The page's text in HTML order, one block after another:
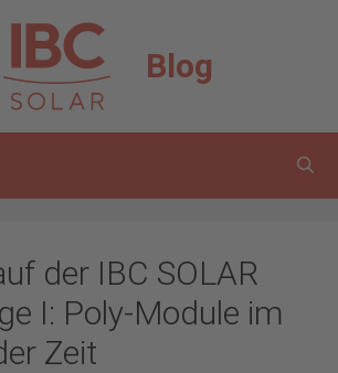
Blog
der IBC SOLAR
I: Poly-Module im
Zeit